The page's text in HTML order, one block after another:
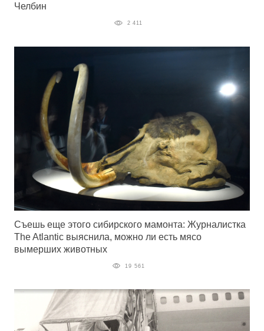
Челбин
2 411
Съешь еще этого сибирского мамонта: Журналистка
The Atlantic выяснила, можно ли есть мясо
вымерших животных
19 561